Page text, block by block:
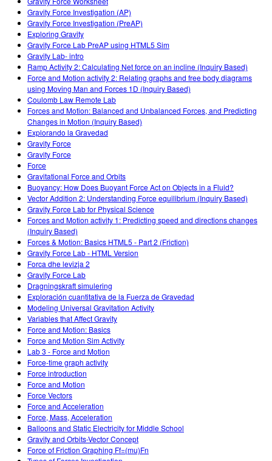
Gravity Force Investigation (AP)
Gravity Force Investigation (PreAP)
Exploring Gravity
Gravity Force Lab PreAP using HTML5 Sim
Gravity Lab- intro
Ramp Activity 2: Calculating Net force on an incline (Inquiry Based)
Force and Motion activity 2: Relating graphs and free body diagrams
using Moving Man and Forces 1D (Inquiry Based)
Coulomb Law Remote Lab
Forces and Motion: Balanced and Unbalanced Forces, and Predicting
Changes in Motion (Inquiry Based)
Explorando la Gravedad
Gravity Force
Gravity Force
Force
Gravitational Force and Orbits
Buoyancy: How Does Buoyant Force Act on Objects in a Fluid?
Vector Addition 2: Understanding Force equilibrium (Inquiry Based)
Gravity Force Lab for Physical Science
Forces and Motion activity 1: Predicting speed and directions changes
(Inquiry Based)
Forces & Motion: Basics HTML5 - Part 2 (Friction)
Gravity Force Lab - HTML Version
Forca dhe levizja 2
Gravity Force Lab
Dragningskraft simulering
Exploración cuantitativa de la Fuerza de Gravedad
Modeling Universal Gravitation Activity
Variables that Affect Gravity
Force and Motion: Basics
Force and Motion Sim Activity
Lab 3 - Force and Motion
Force-time graph activity
Force introduction
Force and Motion
Force Vectors
Force and Acceleration
Force, Mass, Acceleration
Balloons and Static Electricity for Middle School
Gravity and Orbits-Vector Concept
Force of Friction Graphing Ff=(mu)Fn